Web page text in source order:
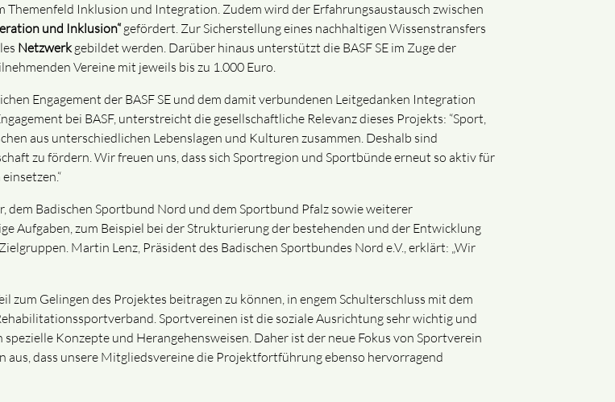
Themenfeld Inklusion und Integration. Zudem wird der Erfahrungsaustausch zwischen
und Inklusion“ gefördert. Zur Sicherstellung eines nachhaltigen Wissenstransfers
Netzwerkgebildet werden. Darüber hinaus unterstützt die BASF SE im Zuge der
Vereine mit jeweils bis zu 1.000 Euro.
Engagement der BASF SE und dem damit verbundenen Leitgedanken Integration
bei BASF, unterstreicht die gesellschaftliche Relevanz dieses Projekts: “Sport,
aus unterschiedlichen Lebenslagen und Kulturen zusammen. Deshalb sind
zu fördern. Wir freuen uns, dass sich Sportregion und Sportbünde erneut so aktiv für
Badischen Sportbund Nord und dem Sportbund Pfalz sowie weiterer
Aufgaben, zum Beispiel bei der Strukturierung der bestehenden und der Entwicklung
Martin Lenz, Präsident des Badischen Sportbundes Nord e.V., erklärt: „Wir
Gelingen des Projektes beitragen zu können, in engem Schulterschluss mit dem
Sportvereinen ist die soziale Ausrichtung sehr wichtig und
Konzepte und Herangehensweisen. Daher ist der neue Fokus von Sportverein
aus, dass unsere Mitgliedsvereine die Projektfortführung ebenso hervorragend